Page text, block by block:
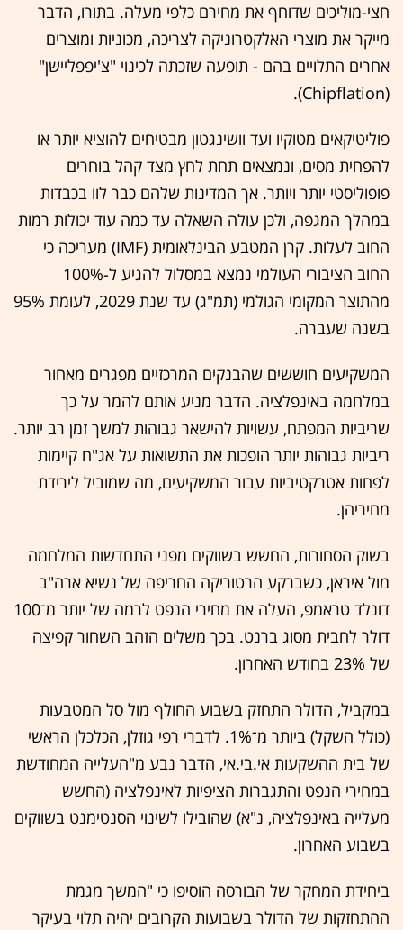
חצי-מוליכים שדוחף את מחירם כלפי מעלה. בתורו, הדבר
מייקר את מוצרי האלקטרוניקה לצריכה, מכוניות ומוצרים
אחרים התלויים בהם - תופעה שזכתה לכינוי "צ'יפפליישן"
(Chipflation).
פוליטיקאים מטוקיו ועד וושינגטון מבטיחים להוציא יותר או
להפחית מסים, ונמצאים תחת לחץ מצד קהל בוחרים
פופוליסטי יותר ויותר. אך המדינות שלהם כבר לוו בכבדות
במהלך המגפה, ולכן עולה השאלה עד כמה עוד יכולות רמות
החוב לעלות. קרן המטבע הבינלאומית (IMF) מעריכה כי
החוב הציבורי העולמי נמצא במסלול להגיע ל-100%
מהתוצר המקומי הגולמי (תמ"ג) עד שנת 2029, לעומת 95%
בשנה שעברה.
המשקיעים חוששים שהבנקים המרכזיים מפגרים מאחור
במלחמה באינפלציה. הדבר מניע אותם להמר על כך
שריביות המפתח, עשויות להישאר גבוהות למשך זמן רב יותר.
ריביות גבוהות יותר הופכות את התשואות על אג"ח קיימות
לפחות אטרקטיביות עבור המשקיעים, מה שמוביל לירידת
מחיריהן.
בשוק הסחורות, החשש בשווקים מפני התחדשות המלחמה
מול איראן, כשברקע הרטוריקה החריפה של נשיא ארה"ב
דונלד טראמפ, העלה את מחירי הנפט לרמה של יותר מ־100
דולר לחבית מסוג ברנט. בכך משלים הזהב השחור קפיצה
של 23% בחודש האחרון.
במקביל, הדולר התחזק בשבוע החולף מול סל המטבעות
(כולל השקל) ביותר מ־1%. לדברי רפי גוזלן, הכלכלן הראשי
של בית ההשקעות אי.בי.אי, הדבר נבע מ"העלייה המחודשת
במחירי הנפט והתגברות הציפיות לאינפלציה (החשש
מעלייה באינפלציה, נ"א) שהובילו לשינוי הסנטימנט בשווקים
בשבוע האחרון.
ביחידת המחקר של הבורסה הוסיפו כי "המשך מגמת
ההתחזקות של הדולר בשבועות הקרובים יהיה תלוי בעיקר